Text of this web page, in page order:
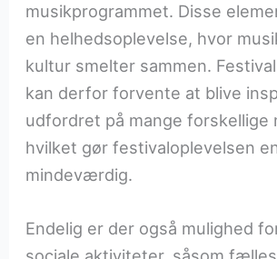
musikprogrammet. Disse
en helhedsoplevelse, hvor
kultur smelter sammen.
kan derfor forvente at blive
udfordret på mange forskellige
hvilket gør festivaloplevelsen
mindeværdig.
Endelig er der også mulighed